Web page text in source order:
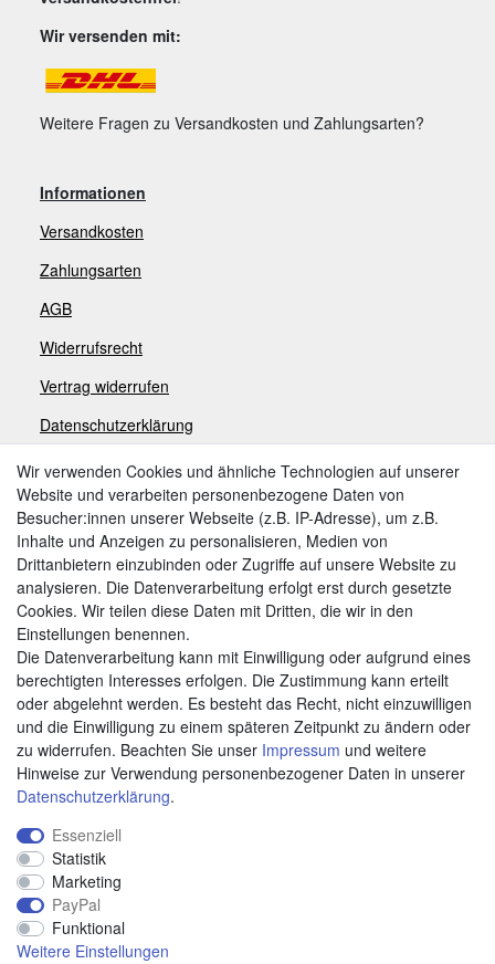
Wir versenden mit:
Weitere Fragen zu Versandkosten und Zahlungsarten?
Informationen
Versandkosten
Zahlungsarten
AGB
Widerrufsrecht
Vertrag widerrufen
Datenschutzerklärung
Impressum
Zahlungsarten
Weitere Zahlungsarten:
Kauf auf Rechnung
Vorkasse
Hier sind wir
Wir verwenden Cookies und ähnliche Technologien auf unserer
Website und verarbeiten personenbezogene Daten von
Besucher:innen unserer Webseite (z.B. IP-Adresse), um z.B.
Inhalte und Anzeigen zu personalisieren, Medien von
Drittanbietern einzubinden oder Zugriffe auf unsere Website zu
analysieren. Die Datenverarbeitung erfolgt erst durch gesetzte
Cookies. Wir teilen diese Daten mit Dritten, die wir in den
Einstellungen benennen.
Die Datenverarbeitung kann mit Einwilligung oder aufgrund eines
berechtigten Interesses erfolgen. Die Zustimmung kann erteilt
oder abgelehnt werden. Es besteht das Recht, nicht einzuwilligen
und die Einwilligung zu einem späteren Zeitpunkt zu ändern oder
zu widerrufen. Beachten Sie unser Impressum und weitere
Hinweise zur Verwendung personenbezogener Daten in unserer
Daten­schutz­erklärung.
Essenziell
Statistik
Marketing
PayPal
Funktional
Weitere Einstellungen